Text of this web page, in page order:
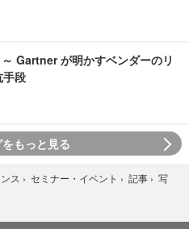
Gartner が明かすベンダーのリ
手段
もっと見る
ス › セミナー・イベント › 記事 › 写